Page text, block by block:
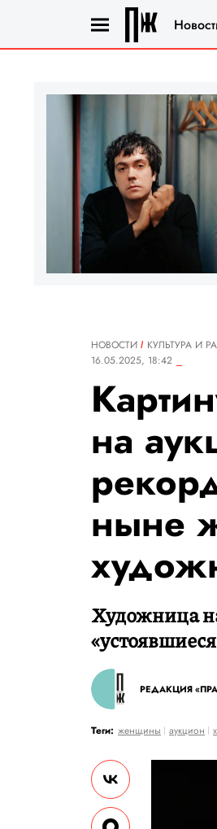
НОВОСТИ
КУЛЬТУРА И
16.05.2025, 18:42
на
ныне
Художница
РЕДАКЦИЯ
Теги: женщины аукцион